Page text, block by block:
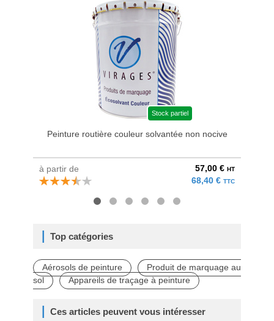
Stock partiel
Peinture routière couleur solvantée non nocive
à partir de 57,00 € HT
68,40 € TTC
Top catégories
Aérosols de peinture
Produit de marquage au
sol
Appareils de traçage à peinture
Ces articles peuvent vous intéresser